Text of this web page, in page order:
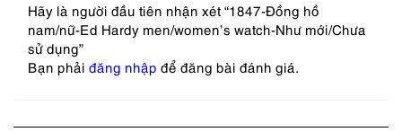
Hãy là người đầu tiên nhận xét “1847-Đồng hồ
nam/nữ-Ed Hardy men/women’s watch-Như mới/Chưa
sử dụng”
Bạn phải đăng nhập để đăng bài đánh giá.